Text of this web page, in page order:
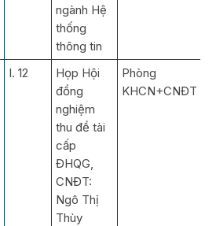
ngành Hệ
thống
thông tin
I. 12
Họp Hội
đồng
nghiệm
thu đề tài
cấp
ĐHQG,
CNĐT:
Ngô Thị
Thùy
Phòng
KHCN+CNĐT